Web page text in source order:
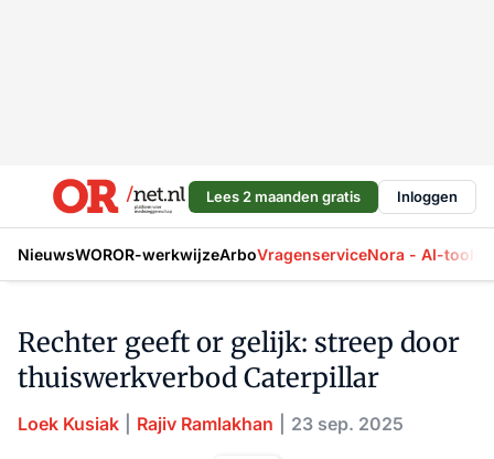
Lees 2 maanden gratis Inloggen
NieuwsWOROR-werkwijzeArboVragenserviceNora - AI-tool
Rechter geeft or gelijk: streep door
thuiswerkverbod Caterpillar
Loek Kusiak Rajiv Ramlakhan 23 sep. 2025